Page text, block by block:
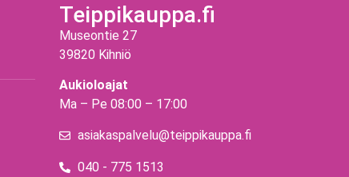
Teippikauppa.fi
Museontie 27
39820 Kihniö
Aukioloajat
Ma – Pe 08:00 – 17:00
asiakaspalvelu@teippikauppa.fi
040 - 775 1513